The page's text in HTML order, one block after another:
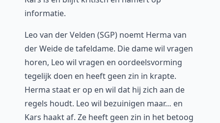
informatie.
Leo van der Velden (SGP) noemt Herma van
der Weide de tafeldame. Die dame wil vragen
horen, Leo wil vragen en oordeelsvorming
tegelijk doen en heeft geen zin in krapte.
Herma staat er op en wil dat hij zich aan de
regels houdt. Leo wil bezuinigen maar… en
Kars haakt af. Ze heeft geen zin in het betoog